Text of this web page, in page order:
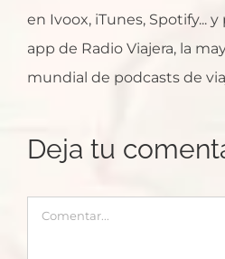
en Ivoox, iTunes, Spotify...
app de Radio Viajera, la
mundial de podcasts de
Deja tu
Comentar